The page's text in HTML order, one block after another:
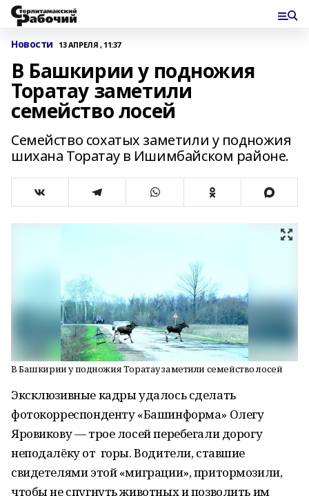
Новости 13 АПРЕЛЯ , 11:37
В Башкирии у подножия
Торатау заметили
семейство лосей
Семейство сохатых заметили у подножия
шихана Торатау в Ишимбайском районе.
В Башкирии у подножия Торатау заметили семейство лосей
Эксклюзивные кадры удалось сделать
фотокорреспонденту «Башинформа» Олегу
Яровикову — трое лосей перебегали дорогу
неподалёку от горы. Водители, ставшие
свидетелями этой «миграции», притормозили,
чтобы не спугнуть животных и позволить им